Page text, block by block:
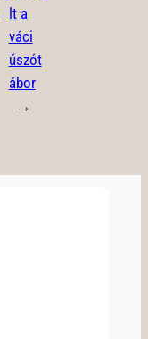
lt a
váci
úszót
ábor
→